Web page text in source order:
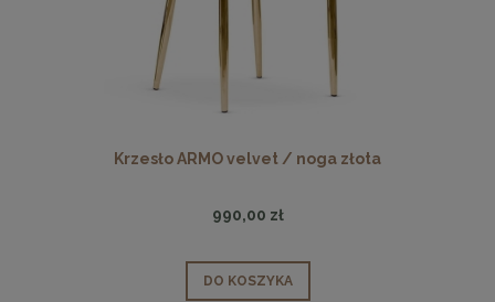
Krzesło ARMO velvet / noga złota
990,00 zł
DO KOSZYKA